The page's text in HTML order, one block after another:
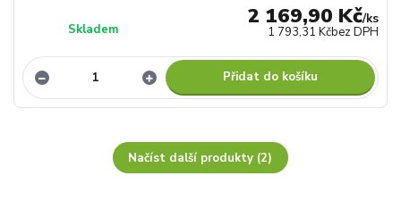
2 169,90 Kč/ks
1 793,31 Kčbez DPH
Skladem
Přidat do košíku
Načíst další produkty (2)